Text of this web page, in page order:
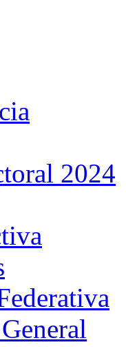
2024